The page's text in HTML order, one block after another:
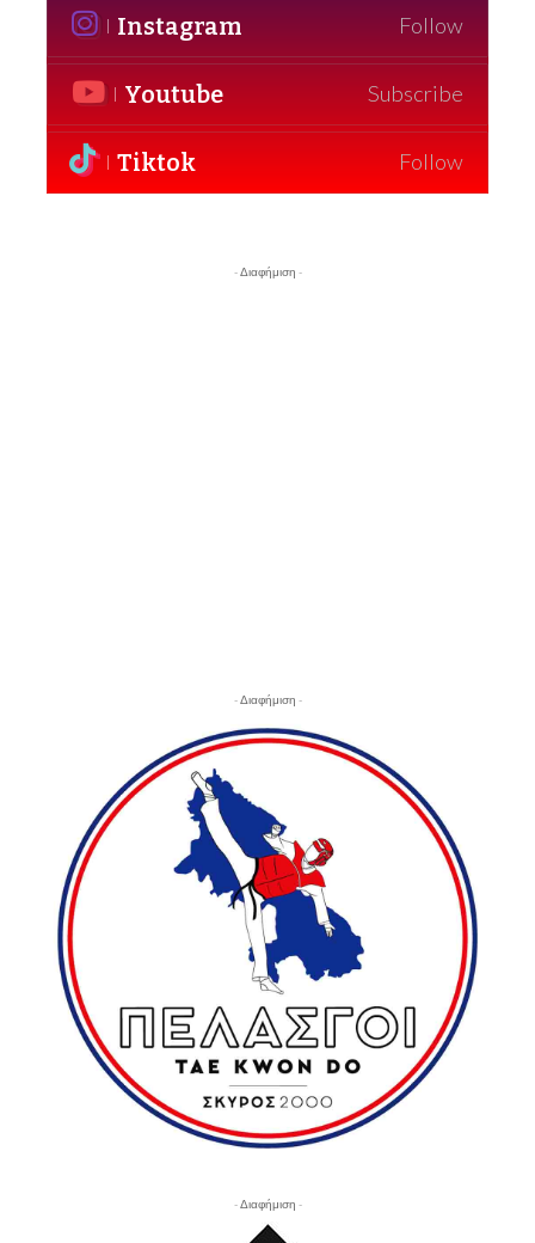
Instagram Follow
Youtube Subscribe
Tiktok Follow
- Διαφήμιση -
- Διαφήμιση -
- Διαφήμιση -